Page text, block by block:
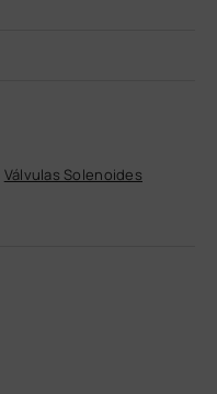
Válvulas Solenoides